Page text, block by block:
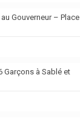
Gouverneur – Place
Garçons à Sablé et